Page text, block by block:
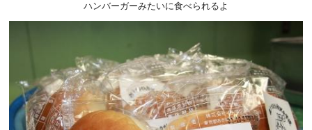
ハンバーガーみたいに食べられるよ